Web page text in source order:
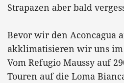
Strapazen aber bald
Bevor wir den Aconcagua
akklimatisieren wir uns im
Vom Refugio Maussy auf
Touren auf die Loma